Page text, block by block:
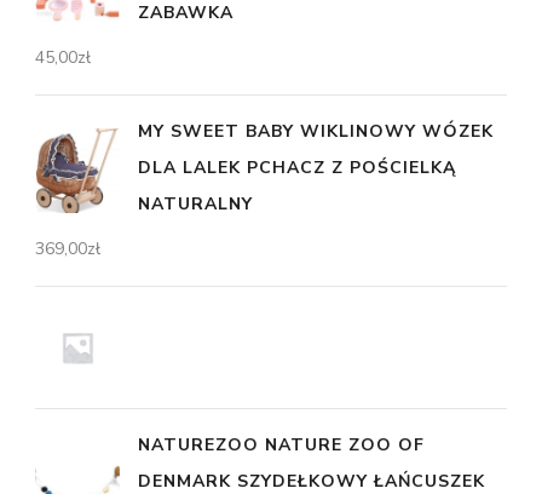
ZABAWKA
45,00zł
MY SWEET BABY WIKLINOWY WÓZEK
DLA LALEK PCHACZ Z POŚCIELKĄ
NATURALNY
369,00zł
NATUREZOO NATURE ZOO OF
DENMARK SZYDEŁKOWY ŁAŃCUSZEK